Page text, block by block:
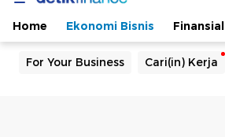
Home Ekonomi Bisnis Finansial
For Your Business Cari(in) Kerja